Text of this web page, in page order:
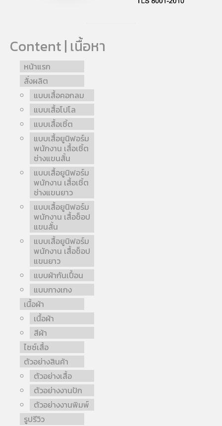
Content | เนื้อหา
หน้าแรก
สั่งผลิต
แบบเสื้อคอกลม
แบบเสื้อโปโล
แบบเสื้อเชิ้ต
แบบเสื้อยูนิฟอร์ม
พนักงาน เสื้อเชิ้ต
ช่างแขนสั้น
แบบเสื้อยูนิฟอร์ม
พนักงาน เสื้อเชิ้ต
ช่างแขนยาว
แบบเสื้อยูนิฟอร์ม
พนักงาน เสื้อช็อป
แขนสั้น
แบบเสื้อยูนิฟอร์ม
พนักงาน เสื้อช็อป
แขนยาว
แบบผ้ากันเปื้อน
แบบกางเกง
เนื้อผ้า
เนื้อผ้า
สีผ้า
ไซซ์เสื้อ
ตัวอย่างสินค้า
ตัวอย่างเสื้อ
ตัวอย่างงานปัก
ตัวอย่างงานพิมพ์
รูปรีวิว